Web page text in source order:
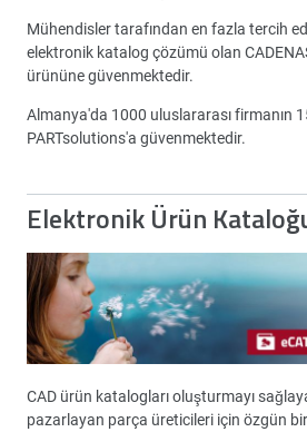
Mühendisler tarafından en fazla tercih
elektronik katalog çözümü olan
ürününe güvenmektedir.
Almanya'da 1000 uluslararası firmanın
PARTsolutions'a güvenmektedir.
Elektronik Ürün
CAD ürün katalogları oluşturmayı
pazarlayan parça üreticileri için özgün